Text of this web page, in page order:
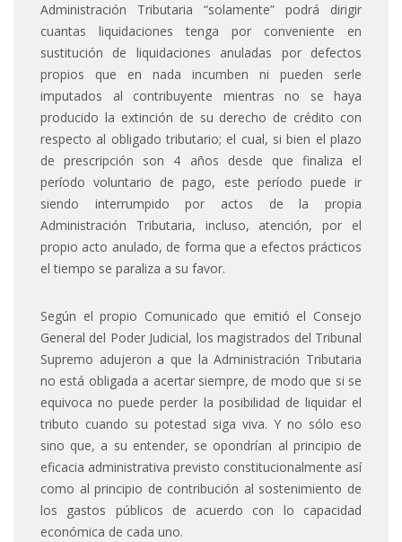
Administración Tributaria “solamente” podrá dirigir
cuantas liquidaciones tenga por conveniente en
sustitución de liquidaciones anuladas por defectos
propios que en nada incumben ni pueden serle
imputados al contribuyente mientras no se haya
producido la extinción de su derecho de crédito con
respecto al obligado tributario; el cual, si bien el plazo
de prescripción son 4 años desde que finaliza el
período voluntario de pago, este período puede ir
siendo interrumpido por actos de la propia
Administración Tributaria, incluso, atención, por el
propio acto anulado, de forma que a efectos prácticos
el tiempo se paraliza a su favor.
Según el propio Comunicado que emitió el Consejo
General del Poder Judicial, los magistrados del Tribunal
Supremo adujeron a que la Administración Tributaria
no está obligada a acertar siempre, de modo que si se
equivoca no puede perder la posibilidad de liquidar el
tributo cuando su potestad siga viva. Y no sólo eso
sino que, a su entender, se opondrían al principio de
eficacia administrativa previsto constitucionalmente así
como al principio de contribución al sostenimiento de
los gastos públicos de acuerdo con lo capacidad
económica de cada uno.